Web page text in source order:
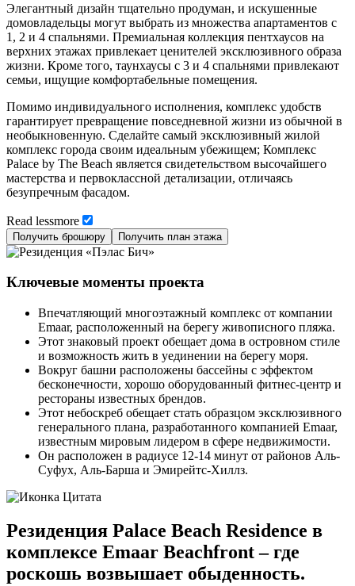
Элегантный дизайн тщательно продуман, и искушенные
домовладельцы могут выбрать из множества апартаментов с
1, 2 и 4 спальнями. Премиальная коллекция пентхаусов на
верхних этажах привлекает ценителей эксклюзивного образа
жизни. Кроме того, таунхаусы с 3 и 4 спальнями привлекают
семьи, ищущие комфортабельные помещения.
Помимо индивидуального исполнения, комплекс удобств
гарантирует превращение повседневной жизни из обычной в
необыкновенную. Сделайте самый эксклюзивный жилой
комплекс города своим идеальным убежищем; Комплекс
Palace by The Beach является свидетельством высочайшего
мастерства и первоклассной детализации, отличаясь
безупречным фасадом.
Read lessmore
Получить брошюру Получить план этажа
Ключевые моменты проекта
Впечатляющий многоэтажный комплекс от компании
Emaar, расположенный на берегу живописного пляжа.
Этот знаковый проект обещает дома в островном стиле
и возможность жить в уединении на берегу моря.
Вокруг башни расположены бассейны с эффектом
бесконечности, хорошо оборудованный фитнес-центр и
рестораны известных брендов.
Этот небоскреб обещает стать образцом эксклюзивного
генерального плана, разработанного компанией Emaar,
известным мировым лидером в сфере недвижимости.
Он расположен в радиусе 12-14 минут от районов Аль-
Суфух, Аль-Барша и Эмирейтс-Хиллз.
Резиденция Palace Beach Residence в
комплексе Emaar Beachfront – где
роскошь возвышает обыденность.